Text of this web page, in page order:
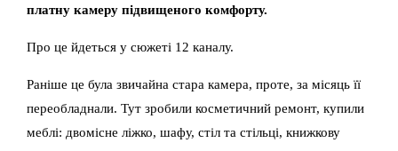
платну камеру підвищеного комфорту.
Про це йдеться у сюжеті 12 каналу.
Раніше це була звичайна стара камера, проте, за місяць її
переобладнали. Тут зробили косметичний ремонт, купили
меблі: двомісне ліжко, шафу, стіл та стільці, книжкову